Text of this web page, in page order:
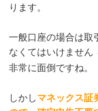
ります。
一般口座の場合は取
なくてはいけません
非常に面倒ですね。
しかしマネックス証